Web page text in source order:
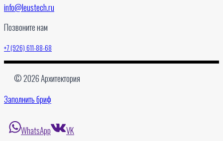
info@leustech.ru
Позвоните нам
+7 (926) 611-88-68
© 2026 Архитектория
Заполнить бриф
WhatsApp VK